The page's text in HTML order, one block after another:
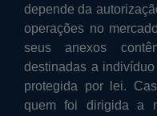
depende da
operações no
seus anexos
destinadas a
protegida por lei.
quem foi dirigida a